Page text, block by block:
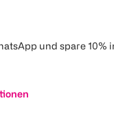
und spare 10%